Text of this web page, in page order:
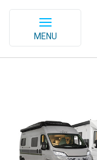
MENU